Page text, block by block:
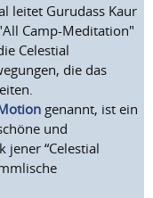
leitet Gurudass Kaur
Camp-Meditation"
Celestial
die das
genannt, ist ein
und
jener “Celestial